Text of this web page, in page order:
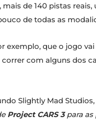
de 140 pistas reais,
de todas as
exemplo, que o jogo
com alguns dos
Slightly Mad
Project CARS 3para as